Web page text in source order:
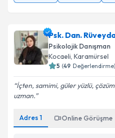
Psk. Dan.
Psikolojik Danışman
Kocaeli, Karamürsel
5 (49 Değerlendirme)
İçten, samimi, güler yüzlü,
uzman.
Adres 1 Online Görüşme